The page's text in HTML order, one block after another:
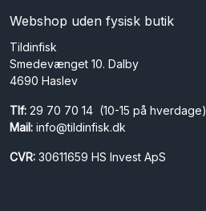
Webshop uden fysisk butik
Tildinfisk
Smedevænget 10. Dalby
4690 Haslev
Tlf: 29 70 70 14 (10-15 på hverdage)
Mail: info@tildinfisk.dk
CVR: 30611659 HS Invest ApS